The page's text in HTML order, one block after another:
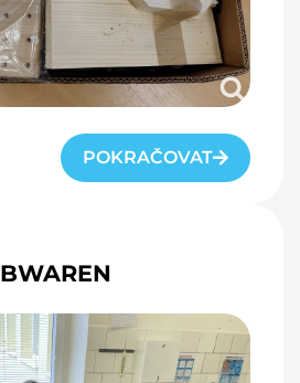
POKRAČOVAT